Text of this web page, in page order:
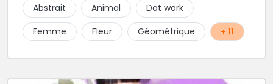
Abstrait
Animal
Dot work
Femme
Fleur Géométrique + 11